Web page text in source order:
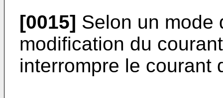
[0015] Selon un mode
modification du
interrompre le courant